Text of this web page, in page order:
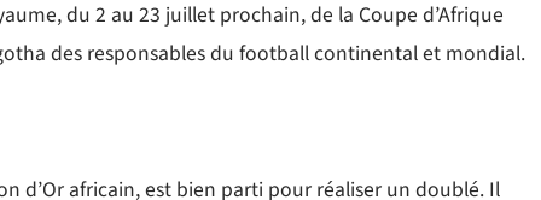
du 2 au 23 juillet prochain, de la Coupe d’Afrique
des responsables du football continental et mondial.
d’Or africain, est bien parti pour réaliser un doublé. Il